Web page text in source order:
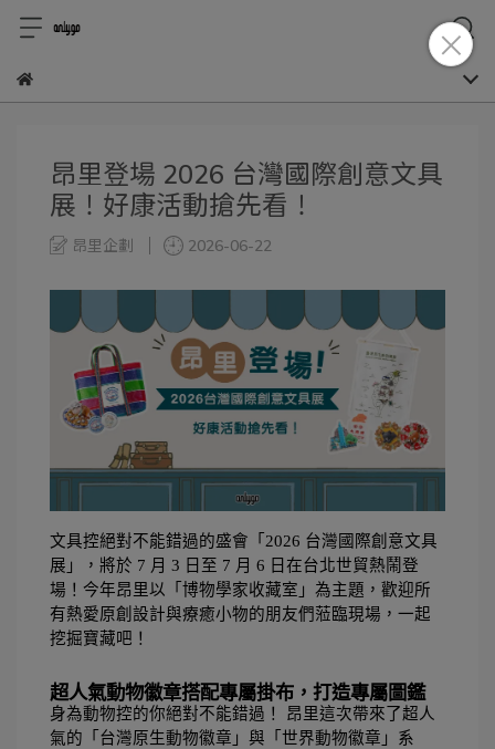
昂里登場 2026 台灣國際創意文具
展！好康活動搶先看！
昂里企劃 2026-06-22
文具控絕對不能錯過的盛會「2026 台灣國際創意文具
展」，將於 7 月 3 日至 7 月 6 日在台北世貿熱鬧登
場！今年昂里以「博物學家收藏室」為主題，歡迎所
有熱愛原創設計與療癒小物的朋友們蒞臨現場，一起
挖掘寶藏吧！
超人氣動物徽章搭配專屬掛布，打造專屬圖鑑
身為動物控的你絕對不能錯過！ 昂里這次帶來了超人
氣的「台灣原生動物徽章」與「世界動物徽章」系